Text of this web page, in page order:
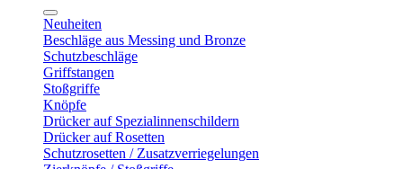
Neuheiten
Beschläge aus Messing und Bronze
Schutzbeschläge
Griffstangen
Stoßgriffe
Knöpfe
Drücker auf Spezialinnenschildern
Drücker auf Rosetten
Schutzrosetten / Zusatzverriegelungen